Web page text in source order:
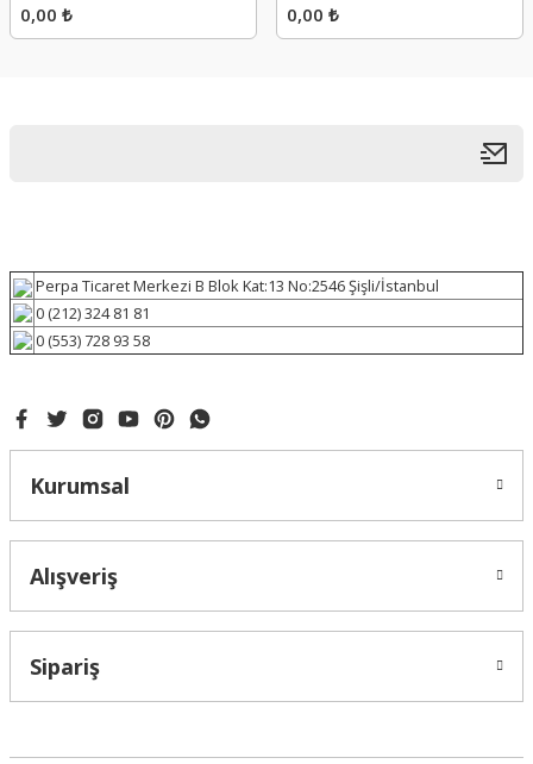
0,00 ₺ 0,00 ₺
Perpa Ticaret Merkezi B Blok Kat:13 No:2546 Şişli/İstanbul
0 (212) 324 81 81
0 (553) 728 93 58
Kurumsal
Alışveriş
Sipariş